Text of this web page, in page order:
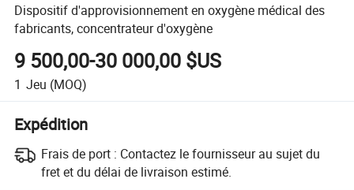
Dispositif d'approvisionnement en oxygène médical des
fabricants, concentrateur d'oxygène
9 500,00-30 000,00 $US
1 Jeu (MOQ)
Expédition
Frais de port : Contactez le fournisseur au sujet du
fret et du délai de livraison estimé.